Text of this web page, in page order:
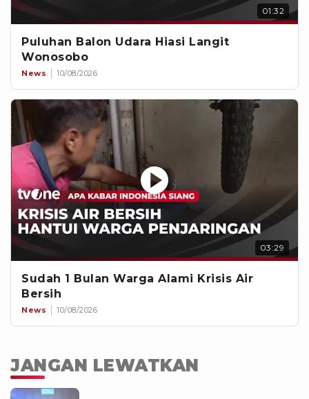
01:32
Puluhan Balon Udara Hiasi Langit
Wonosobo
News 10/08/2026
03:29
Sudah 1 Bulan Warga Alami Krisis Air
Bersih
News 10/08/2026
JANGAN LEWATKAN